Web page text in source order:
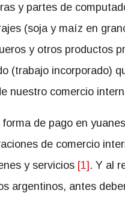
y partes de
(soja y maíz en
y otros productos
(trabajo incorporado)
nuestro comercio
de pago en
de comercio
y servicios [1] . Y al
argentinos, antes